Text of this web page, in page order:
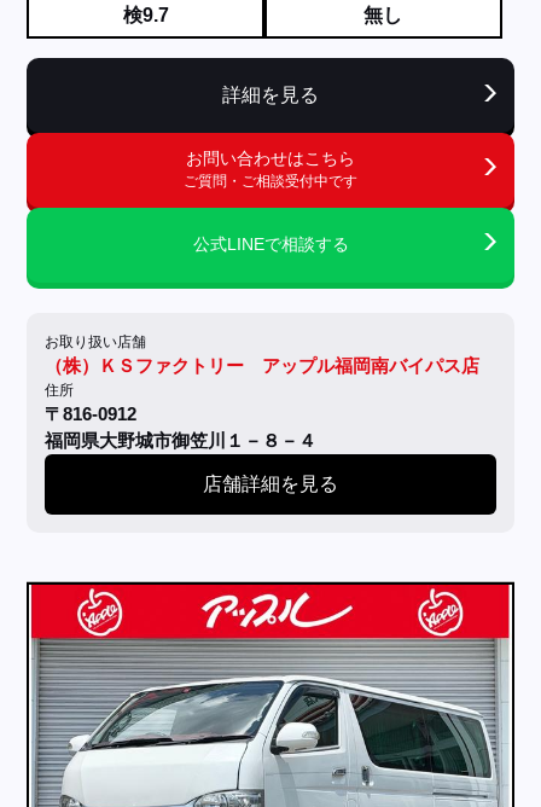
検9.7 無し
詳細を見る
お問い合わせはこちら
ご質問・ご相談受付中です
公式LINEで相談する
お取り扱い店舗
（株）ＫＳファクトリー アップル福岡南バイパス店
住所
〒816-0912
福岡県大野城市御笠川１－８－４
店舗詳細を見る